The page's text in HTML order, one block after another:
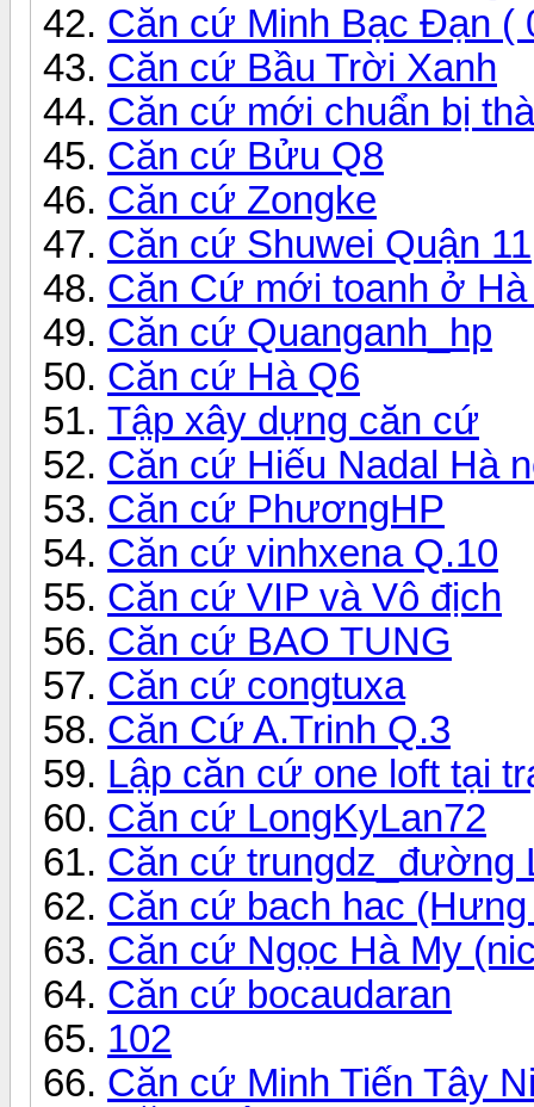
Căn cứ Minh Bạc Đạn (
Căn cứ Bầu Trời Xanh
Căn cứ mới chuẩn bị
Căn cứ Bửu Q8
Căn cứ Zongke
Căn cứ Shuwei Quận 11
Căn Cứ mới toanh ở Hà
Căn cứ Quanganh_hp
Căn cứ Hà Q6
Tập xây dựng căn cứ
Căn cứ Hiếu Nadal Hà
Căn cứ PhươngHP
Căn cứ vinhxena Q.10
Căn cứ VIP và Vô địch
Căn cứ BAO TUNG
Căn cứ congtuxa
Căn Cứ A.Trinh Q.3
Lập căn cứ one loft tại
Căn cứ LongKyLan72
Căn cứ trungdz_đường
Căn cứ bach hac (Hưng
Căn cứ Ngọc Hà My
Căn cứ bocaudaran
102
Căn cứ Minh Tiến Tây